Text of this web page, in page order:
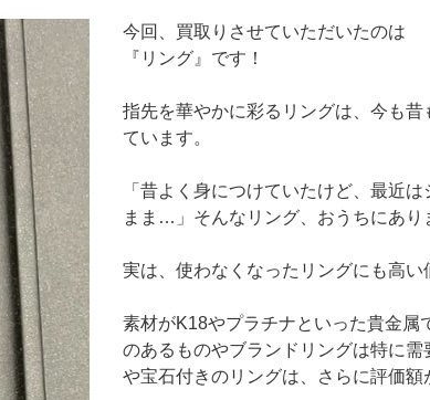
今回、買取りさせていただいたのは
『リング』です！
指先を華やかに彩るリングは、今も
ています。
「昔よく身につけていたけど、最近
まま…」そんなリング、おうちにあり
実は、使わなくなったリングにも高い
素材がK18やプラチナといった貴金属
のあるものやブランドリングは特に
や宝石付きのリングは、さらに評価額